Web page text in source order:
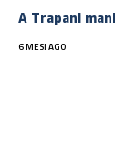
A Trapani
6 MESI AGO